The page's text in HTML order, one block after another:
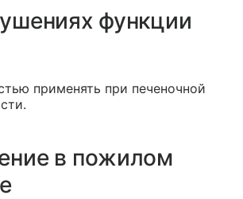
функции
применять при печеночной
в пожилом